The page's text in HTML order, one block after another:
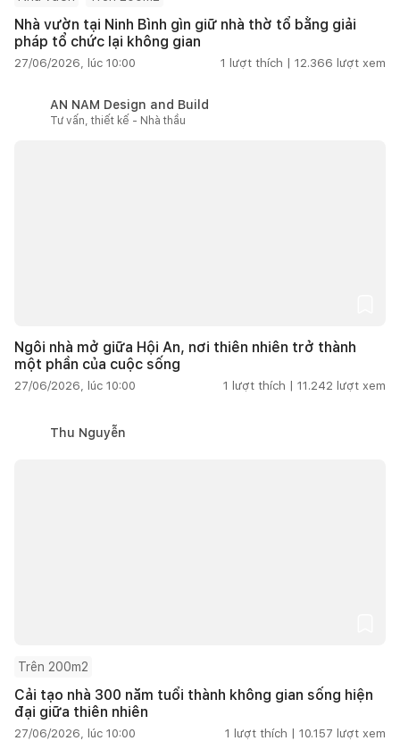
Nhà vườn tại Ninh Bình gìn giữ nhà thờ tổ bằng giải
pháp tổ chức lại không gian
27/06/2026, lúc 10:00 1 lượt thích | 12.366 lượt xem
AN NAM Design and Build
Tư vấn, thiết kế - Nhà thầu
Ngôi nhà mở giữa Hội An, nơi thiên nhiên trở thành
một phần của cuộc sống
27/06/2026, lúc 10:00 1 lượt thích | 11.242 lượt xem
Thu Nguyễn
Trên 200m2
Cải tạo nhà 300 năm tuổi thành không gian sống hiện
đại giữa thiên nhiên
27/06/2026, lúc 10:00 1 lượt thích | 10.157 lượt xem